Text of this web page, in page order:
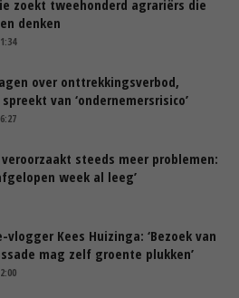
zoekt tweehonderd agrariërs die
denken
over onttrekkingsverbod,
van ‘ondernemersrisico’
steeds meer problemen:
week al leeg’
vlogger Kees Huizinga: ‘Bezoek van
mag zelf groente plukken’